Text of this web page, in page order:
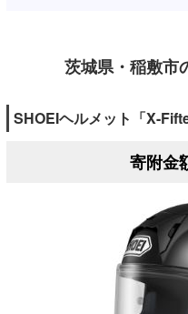
茨城県・稲敷市
SHOEIヘルメット「X-
寄附金